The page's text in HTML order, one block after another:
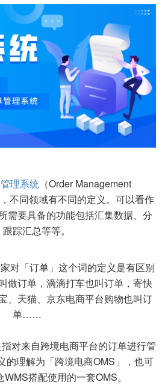
理系统（Order Management
不同领域有不同的定义。可以看作
需要具备的功能包括汇集数据、分
踪汇总等等。
对「订单」这个词的定义是有区别
做订单，滴滴打车也叫订单，寄快
、天猫、京东电商平台购物也叫订
单……
对来自跨境电商平台的订单进行管
的理解为「跨境电商OMS」，也可
搭配使用的一套OMS。